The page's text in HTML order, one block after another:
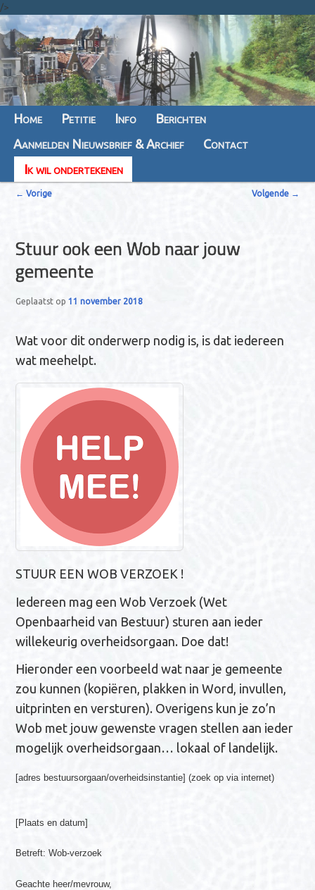
/>
Hoofdmenu
Spring
naar
de
primaire
Spring
naar
de
secundaire
Home Petitie Info
Berichten
Aanmelden Nieuwsbrief & Archief
Contact
Ik wil ondertekenen
B
i
c
a
v
i
e
← Vorige Volgende →
Stuur ook een Wob naar jouw
gemeente
Geplaatst op11 november 2018
Wat voor dit onderwerp nodig is, is dat iedereen
wat meehelpt.
STUUR EEN WOB VERZOEK !
Iedereen mag een Wob Verzoek (Wet
Openbaarheid van Bestuur) sturen aan ieder
willekeurig overheidsorgaan. Doe dat!
Hieronder een voorbeeld wat naar je gemeente
zou kunnen (kopiëren, plakken in Word, invullen,
uitprinten en versturen). Overigens kun je zo’n
Wob met jouw gewenste vragen stellen aan ieder
mogelijk overheidsorgaan… lokaal of landelijk.
[adres bestuursorgaan/overheidsinstantie] (zoek op via internet)
[Plaats en datum]
Betreft: Wob-verzoek
Geachte heer/mevrouw,